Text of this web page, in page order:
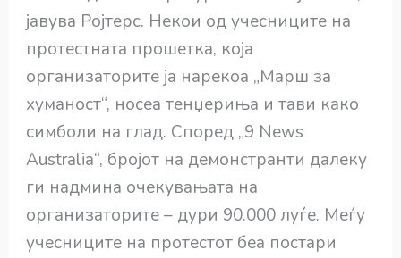
јавува Ројтерс. Некои од учесниците на
протестната прошетка, која
организаторите ја нарекоа „Марш за
хуманост“, носеа тенџериња и тави како
симболи на глад. Според „9 News
Australia“, бројот на демонстранти далеку
ги надмина очекувањата на
организаторите – дури 90.000 луѓе. Меѓу
учесниците на протестот беа постари